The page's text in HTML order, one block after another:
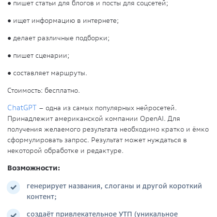
● пишет статьи для блогов и посты для соцсетей;
● ищет информацию в интернете;
● делает различные подборки;
● пишет сценарии;
● составляет маршруты.
Стоимость: бесплатно.
ChatGPT – одна из самых популярных нейросетей.
Принадлежит американской компании OpenAI. Для
получения желаемого результата необходимо кратко и ёмко
сформулировать запрос. Результат может нуждаться в
некоторой обработке и редактуре.
Возможности:
генерирует названия, слоганы и другой короткий
контент;
создаёт привлекательное УТП (уникальное